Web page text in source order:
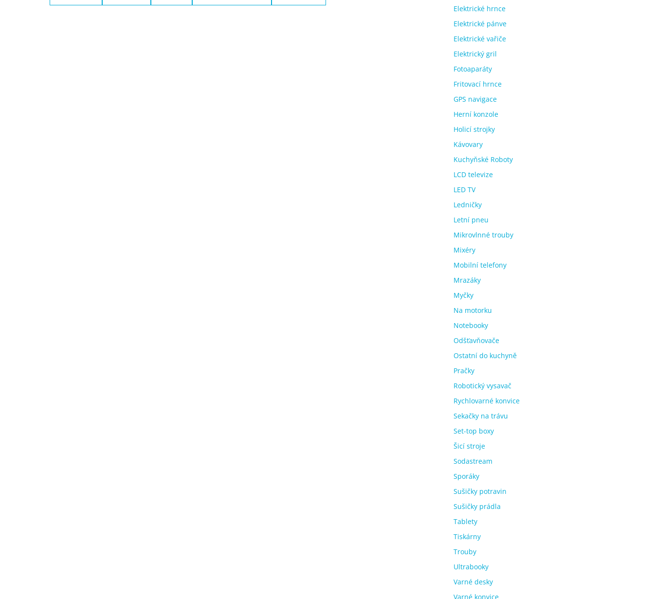
Elektrické hrnce
Elektrické pánve
Elektrické vařiče
Elektrický gril
Fotoaparáty
Fritovací hrnce
GPS navigace
Herní konzole
Holicí strojky
Kávovary
Kuchyňské Roboty
LCD televize
LED TV
Ledničky
Letní pneu
Mikrovlnné trouby
Mixéry
Mobilní telefony
Mrazáky
Myčky
Na motorku
Notebooky
Odšťavňovače
Ostatní do kuchyně
Pračky
Robotický vysavač
Rychlovarné konvice
Sekačky na trávu
Set-top boxy
Šicí stroje
Sodastream
Sporáky
Sušičky potravin
Sušičky prádla
Tablety
Tiskárny
Trouby
Ultrabooky
Varné desky
Varné konvice